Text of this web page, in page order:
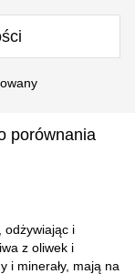
porównania
odżywiając i
z oliwek i
i minerały, mają na